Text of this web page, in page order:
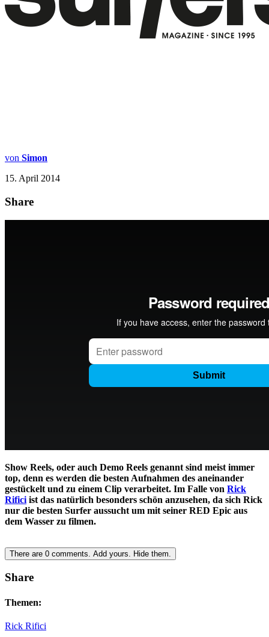
von Simon
15. April 2014
Share
Show Reels, oder auch Demo Reels genannt sind meist immer
top, denn es werden die besten Aufnahmen des aneinander
gestückelt und zu einem Clip verarbeitet. Im Falle von Rick
Rifici ist das natürlich besonders schön anzusehen, da sich Rick
nur die besten Surfer aussucht um mit seiner RED Epic aus
dem Wasser zu filmen.
There are 0 comments. Add yours. Hide them.
Share
Themen:
Rick Rifici